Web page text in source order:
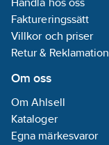
Faktureringssätt
Villkor och priser
Retur & Reklamation
Om oss
Om Ahlsell
Kataloger
Egna märkesvaror